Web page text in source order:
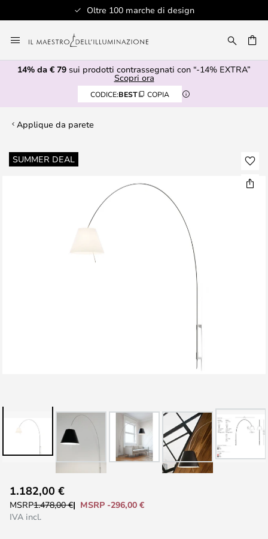
Oltre 100 marche di design
al
contenuto
14% da € 79 sui prodotti contrassegnati con “-14% EXTRA”
Scopri ora
CODICE:BEST COPIA
Applique da parete
SUMMER DEAL
Vai
alla
all'inizio
della
1.182,00 €
MSRP1.478,00 €
MSRP -296,00 €
IVA incl.